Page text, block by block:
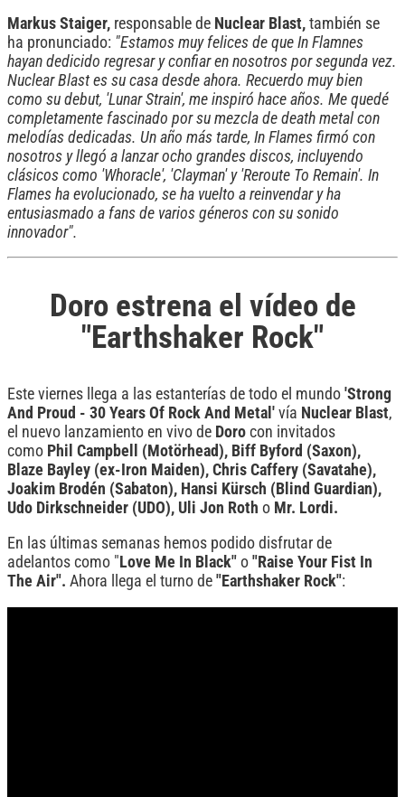
Markus Staiger, responsable de Nuclear Blast, también se
ha pronunciado: "Estamos muy felices de que In Flamnes
hayan dedicido regresar y confiar en nosotros por segunda vez.
Nuclear Blast es su casa desde ahora. Recuerdo muy bien
como su debut, 'Lunar Strain', me inspiró hace años. Me quedé
completamente fascinado por su mezcla de death metal con
melodías dedicadas. Un año más tarde, In Flames firmó con
nosotros y llegó a lanzar ocho grandes discos, incluyendo
clásicos como 'Whoracle', 'Clayman' y 'Reroute To Remain'. In
Flames ha evolucionado, se ha vuelto a reinvendar y ha
entusiasmado a fans de varios géneros con su sonido
innovador".
Doro estrena el vídeo de
"Earthshaker Rock"
Este viernes llega a las estanterías de todo el mundo 'Strong
And Proud - 30 Years Of Rock And Metal' vía Nuclear Blast,
el nuevo lanzamiento en vivo de Doro con invitados
como Phil Campbell (Motörhead), Biff Byford (Saxon),
Blaze Bayley (ex-Iron Maiden), Chris Caffery (Savatahe),
Joakim Brodén (Sabaton), Hansi Kürsch (Blind Guardian),
Udo Dirkschneider (UDO), Uli Jon Roth o Mr. Lordi.
En las últimas semanas hemos podido disfrutar de
adelantos como " Love Me In Black" o "Raise Your Fist In
The Air". Ahora llega el turno de "Earthshaker Rock":